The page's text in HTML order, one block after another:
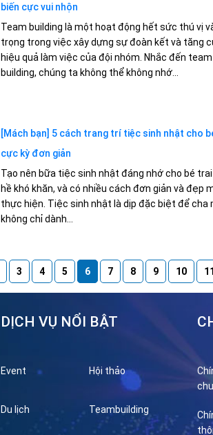
biến cực vui nhộn
Team building là một hoạt động hết sức thú vị
trọng trong việc xây dựng sự đoàn kết và tăng
hiệu quả làm việc của đội nhóm. Nhắc đến team
building, chúng ta không thể không nhớ...
[Mách bạn] 5 cách trang trí tiệc sinh nhật cho
cực kỳ đơn giản
Tạo nên bữa tiệc sinh nhật đáng nhớ cho bé
hề khó khăn, và có nhiều cách đơn giản và đẹp
thực hiện. Tiệc sinh nhật là dịp đặc biệt để cha
không chỉ dành...
3 4 5 6 7 8 9 10 11
DỊCH VỤ NỔI BẬT
Event Hội thảo
Du lịch Teambuilding